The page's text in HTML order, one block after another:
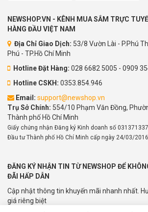
NEWSHOP.VN - KÊNH MUA SẮM TRỰC
HÀNG ĐẦU VIỆT NAM
Địa Chỉ Giao Dịch: 53/8 Vườn Lài - P.Phú
Phú - TP.Hồ Chí Minh
Hotline Đặt Hàng: 028 6682 5005 - 0909
Hotline CSKH: 0353.854.946
Email: support@newshop.vn
Trụ Sở Chính: 554/10 Phạm Văn Đồng,
Thành phố Hồ Chí Minh
Giấy chứng nhận Đăng ký Kinh doanh số
Đầu tư Thành phố Hồ Chí Minh cấp ngày 24/03/2016
ĐĂNG KÝ NHẬN TIN TỪ NEWSHOP ĐỂ
ĐÃI HẤP DẪN
Cập nhật thông tin khuyến mãi nhanh nhất.
giá riêng biệt